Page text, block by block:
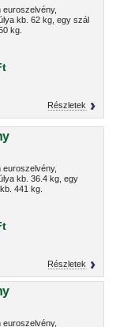
euroszelvény,
kb. 62 kg, egy szál
kg.
Részletek
euroszelvény,
kb. 36.4 kg, egy
441 kg.
Részletek
euroszelvény,